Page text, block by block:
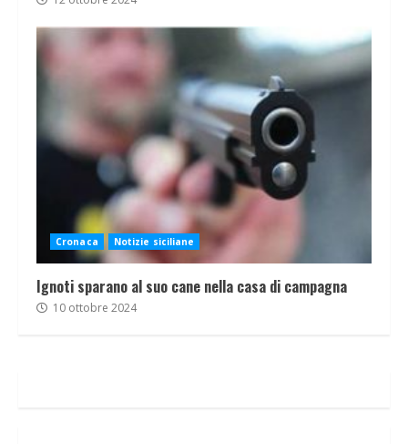
Cronaca Notizie siciliane
Ignoti sparano al suo cane nella casa di campagna
10 ottobre 2024